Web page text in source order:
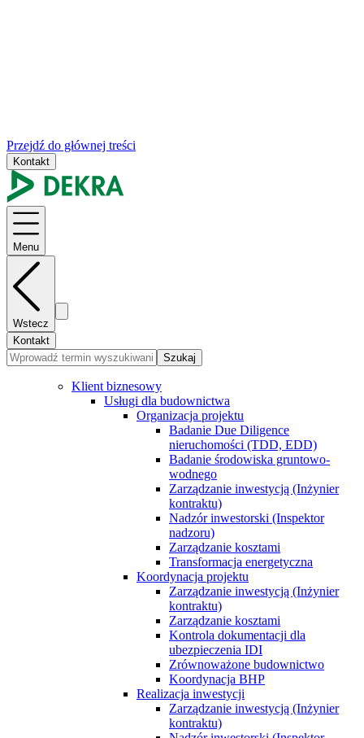
Przejdź do głównej treści
Kontakt
Menu
Wstecz
Kontakt
Szukaj
Klient biznesowy
Usługi dla budownictwa
Organizacja projektu
Badanie Due Diligence
nieruchomości (TDD, EDD)
Badanie środowiska gruntowo-
wodnego
Zarządzanie inwestycją (Inżynier
kontraktu)
Nadzór inwestorski (Inspektor
nadzoru)
Zarządzanie kosztami
Transformacja energetyczna
Koordynacja projektu
Zarządzanie inwestycją (Inżynier
kontraktu)
Zarządzanie kosztami
Kontrola dokumentacji dla
ubezpieczenia IDI
Zrównoważone budownictwo
Koordynacja BHP
Realizacja inwestycji
Zarządzanie inwestycją (Inżynier
kontraktu)